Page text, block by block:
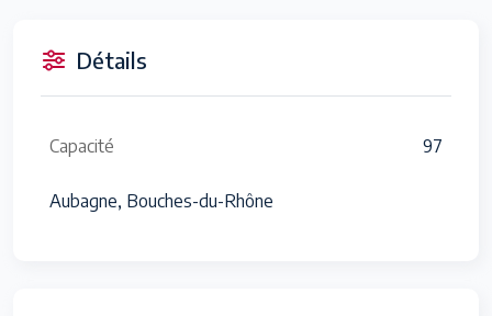
Détails
Capacité 97
Aubagne, Bouches-du-Rhône